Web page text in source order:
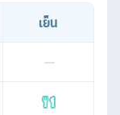
เย็น
—